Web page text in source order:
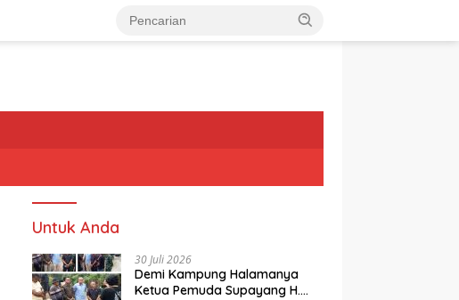
Untuk Anda
30 Juli 2026
Demi Kampung Halamanya
Ketua Pemuda Supayang H.